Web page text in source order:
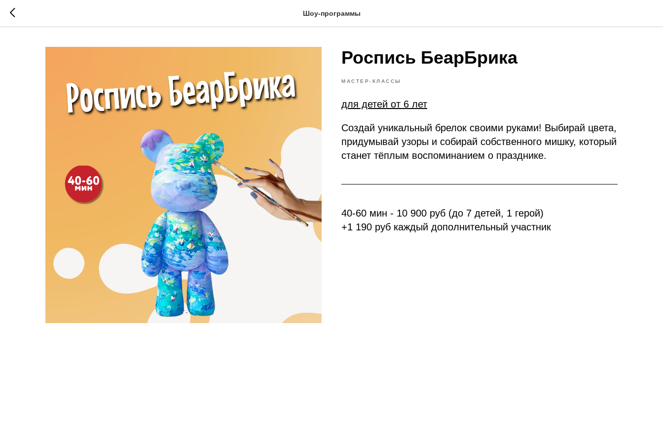
Шоу-программы
Роспись БеарБрика
МАСТЕР-КЛАССЫ
для детей от 6 лет
Создай уникальный брелок своими руками! Выбирай цвета,
придумывай узоры и собирай собственного мишку, который
станет тёплым воспоминанием о празднике.
40-60 мин - 10 900 руб (до 7 детей, 1 герой)
+1 190 руб каждый дополнительный участник